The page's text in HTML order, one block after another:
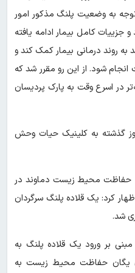
به وضعیت پلنگ مذکور امور
کامل بیمار ادامه یافته
به روند درمانی بیمار کمک کند و
انجام شود. از این رو مقرر شد که
در اسرع وقت به پارک پردیسان
گذشته به کلینیک حیات وحش
حفاظت محیط زیست دماوند در
کرد: یک قلاده پلنگ سرگردان
شد.
بر ورود یک قلاده پلنگ به
یگان حفاظت محیط زیست به